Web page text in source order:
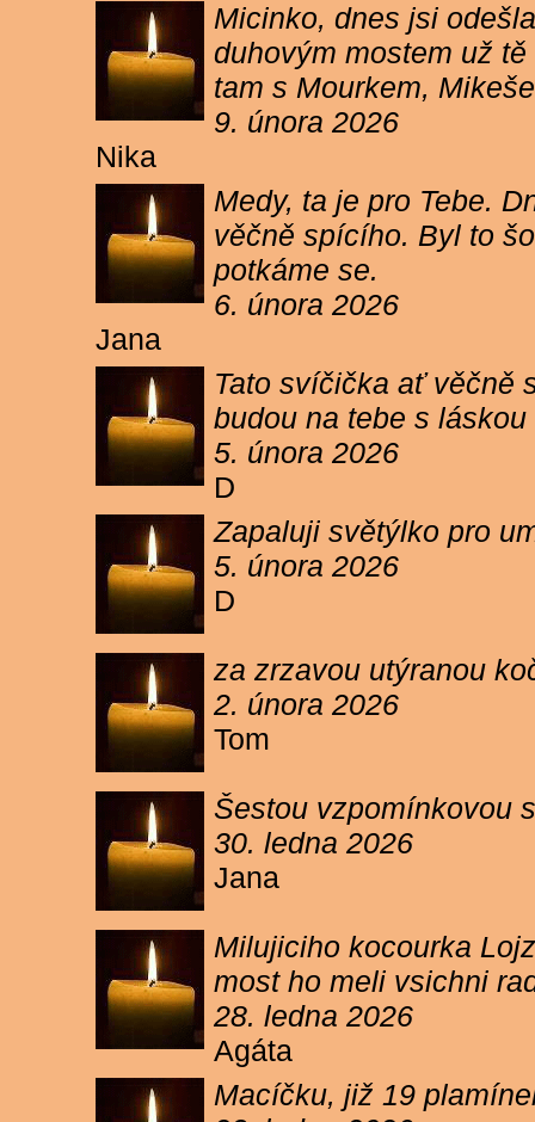
Micinko, dnes jsi
duhovým mostem už
tam s Mourkem,
9. února 2026
Nika
Medy, ta je pro Tebe.
věčně spícího. Byl to
potkáme se.
6. února 2026
Jana
Tato svíčička ať věčně
budou na tebe s
5. února 2026
D
Zapaluji světýlko pro
5. února 2026
D
za zrzavou utýranou
2. února 2026
Tom
Šestou vzpomínkovou
30. ledna 2026
Jana
Milujiciho kocourka
most ho meli vsichni
28. ledna 2026
Agáta
Macíčku, již 19